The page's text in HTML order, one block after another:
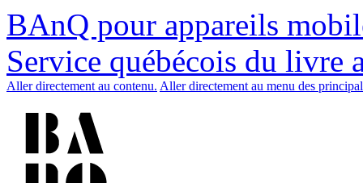
BAnQ pour appareils
Service québécois du livre
Aller directement au contenu. Aller directement au menu des